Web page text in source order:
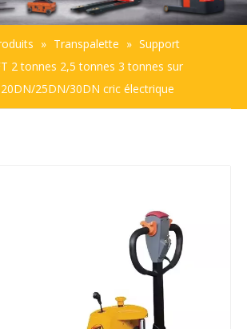
» Transpalette » Support
2 tonnes 2,5 tonnes 3 tonnes sur
25DN/30DN cric électrique